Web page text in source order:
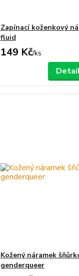
Zapínací koženkový
fluid
149 Kč/ks
Kožený náramek
genderqueer